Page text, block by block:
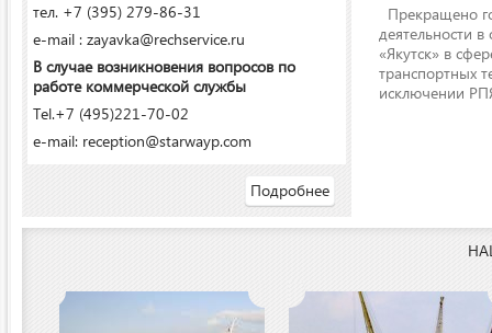
тел. +7 (395) 279-86-31
e-mail : zayavka@rechservice.ru
В случае возникновения вопросов по
работе коммерческой службы
Tel.+7 (495)221-70-02
e-mail: reception@starwayp.com
Подробнее
Прекращено
деятельности
«Якутск» в
транспортных
исключении
ООО «Якутский речной